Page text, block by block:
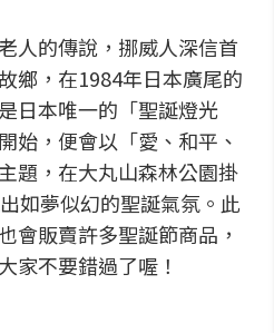
人的傳說，挪威人深信首
鄉，在1984年日本廣尾的
日本唯一的「聖誕燈光
始，便會以「愛、和平、
題，在大丸山森林公園掛
如夢似幻的聖誕氣氛。此
會販賣許多聖誕節商品，
家不要錯過了喔！